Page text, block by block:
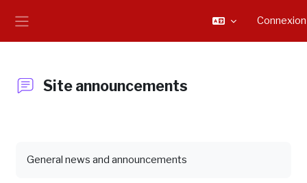
Connexion
Site announcements
General news and announcements